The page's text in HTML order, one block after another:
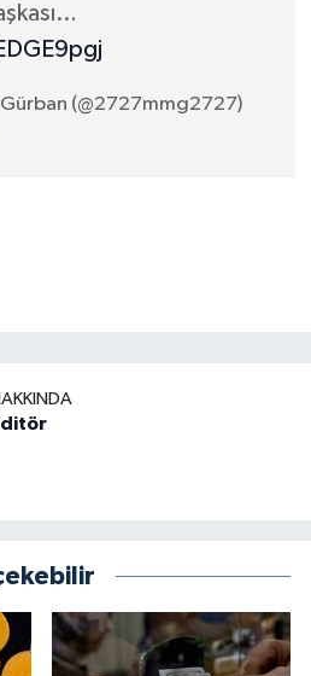
(@2727mmg2727)